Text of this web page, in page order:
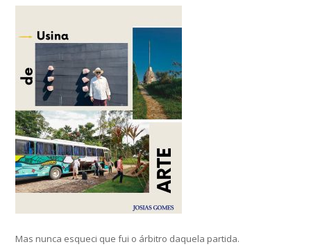
Mas nunca esqueci que fui o árbitro daquela partida.